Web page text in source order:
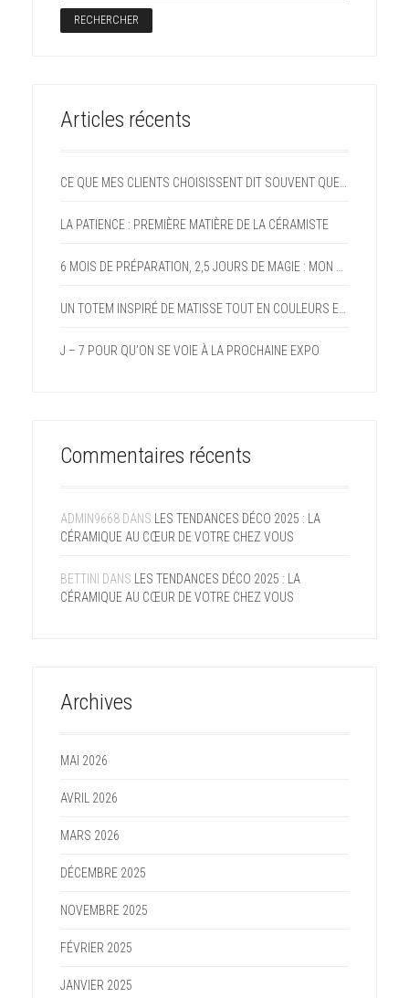
Articles récents
LA PATIENCE : PREMIÈRE MATIÈRE DE LA CÉRAMISTE
J – 7 POUR QU’ON SE VOIE À LA PROCHAINE EXPO
Commentaires récents
ADMIN9668 DANS
LES TENDANCES DÉCO 2025 : LA
CÉRAMIQUE AU CŒUR DE VOTRE CHEZ VOUS
BETTINI DANS
LES TENDANCES DÉCO 2025 : LA
CÉRAMIQUE AU CŒUR DE VOTRE CHEZ VOUS
Archives
MAI 2026
AVRIL 2026
MARS 2026
DÉCEMBRE 2025
NOVEMBRE 2025
FÉVRIER 2025
JANVIER 2025